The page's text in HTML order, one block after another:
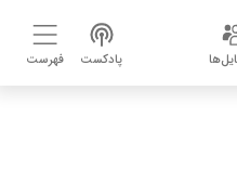
پادکست فهرست